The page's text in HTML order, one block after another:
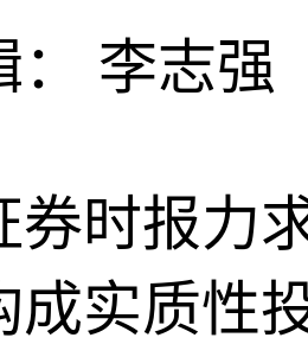
： 李志强
券时报力
成实质性